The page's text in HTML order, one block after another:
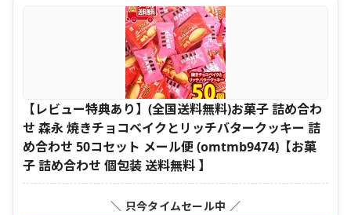
【レビュー特典あり】(全国送料無料)お菓子 詰め合わ
せ 森永 焼きチョコベイクとリッチバタークッキー 詰
め合わせ 50コセット メール便 (omtmb9474)【お菓
子 詰め合わせ 個包装 送料無料 】
＼ 只今タイムセール中 ／